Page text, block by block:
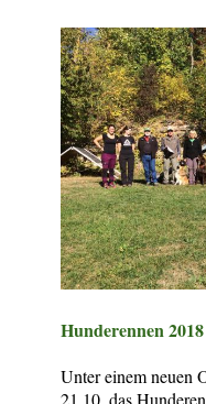
Hunderennen 2018
Unter einem neuen
21.10. das